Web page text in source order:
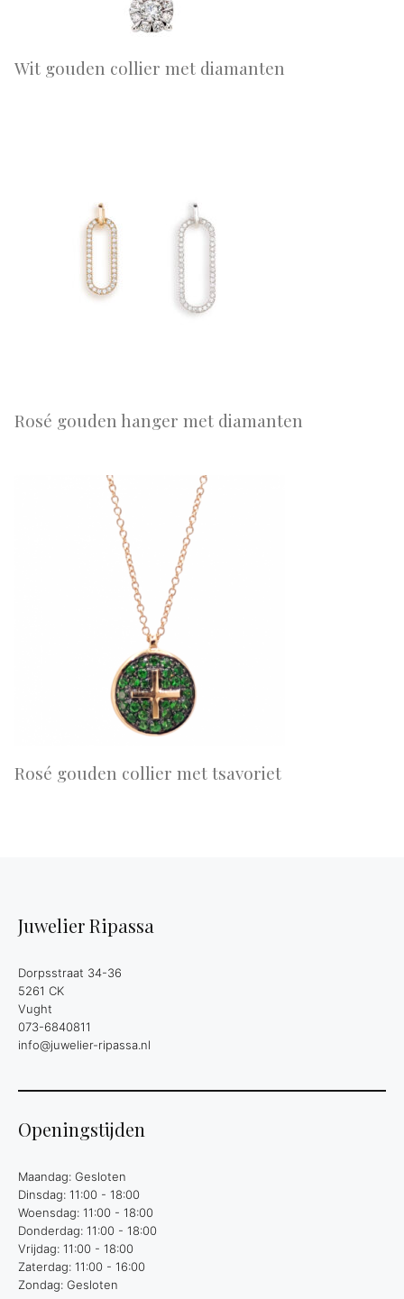
Wit gouden collier met diamanten
Rosé gouden hanger met diamanten
Rosé gouden collier met tsavoriet
Juwelier Ripassa
Dorpsstraat 34-36
5261 CK
Vught
073-6840811
info@juwelier-ripassa.nl
Openingstijden
Maandag: Gesloten
Dinsdag: 11:00 - 18:00
Woensdag: 11:00 - 18:00
Donderdag: 11:00 - 18:00
Vrijdag: 11:00 - 18:00
Zaterdag: 11:00 - 16:00
Zondag: Gesloten